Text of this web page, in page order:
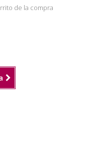
de la compra